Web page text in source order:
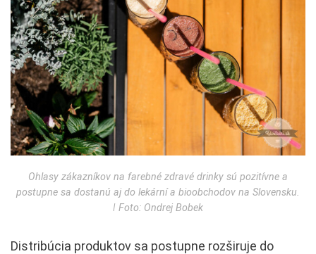
Ohlasy zákazníkov na farebné zdravé drinky sú pozitívne a
postupne sa dostanú aj do lekární a bioobchodov na Slovensku.
ǀ Foto: Ondrej Bobek
Distribúcia produktov sa postupne rozširuje do